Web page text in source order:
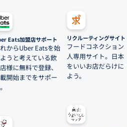
Eats加盟店サポート
からUber Eatsを始
うと考えている飲
様に無料で登録、
開始までをサポー
リクルーティングサイト
フードコネクション
人専用サイト。日本
をいいお店だらけに
よう。